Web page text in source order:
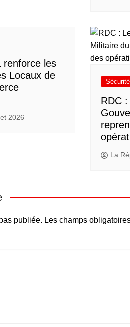
renforce les
Locaux de
2026
Sécurité
RDC
La
publiée. Les champs